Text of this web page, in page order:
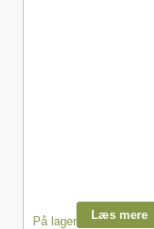
På lager Læs mere